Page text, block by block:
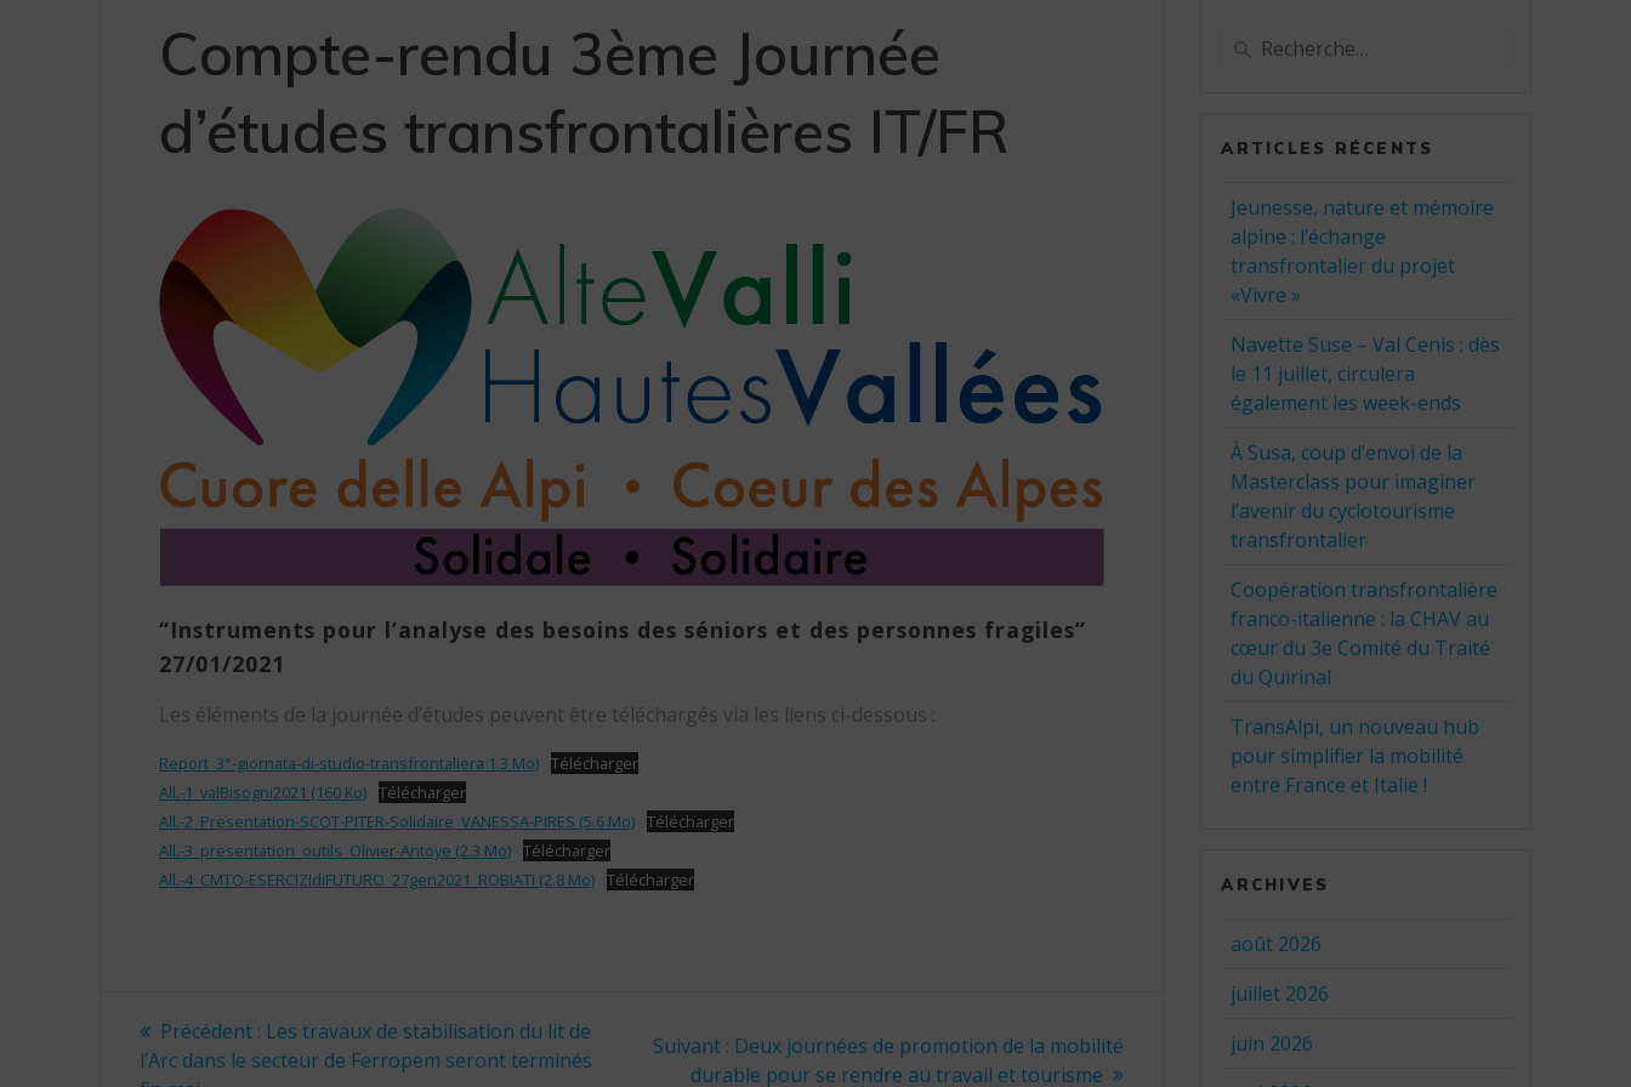
Compte-rendu 3ème Journée
d’études transfrontalières IT/FR
“Instruments pour l’analyse des besoins des séniors et des personnes fragiles”
27/01/2021
Les éléments de la journée d’études peuvent être téléchargés via les liens ci-dessous :
Report_3°-giornata-di-studio-transfrontaliera 1.3 Mo) Télécharger
All.-1_valBisogni2021 (160 Ko) Télécharger
All.-2_Presentation-SCOT-PITER-Solidaire_VANESSA-PIRES (5.6 Mo) Télécharger
All.-3_presentation_outils_Olivier-Antoye (2.3 Mo) Télécharger
All.-4_CMTO-ESERCIZIdiFUTURO_27gen2021_ROBIATI (2.8 Mo) Télécharger
Navigation
Précédent : Article
précédent
Les travaux de stabilisation du lit de
l’Arc dans le secteur de Ferropem seront terminés
Suivant : Article
suivant
Deux journées de promotion de la mobilité
durable pour se rendre au travail et tourisme
Recherche
pour
ARTICLES RÉCENTS
Jeunesse, nature et mémoire
alpine : l’échange
transfrontalier du projet
«Vivre »
Navette Suse – Val Cenis : dès
le 11 juillet, circulera
également les week-ends
À Susa, coup d’envoi de la
Masterclass pour imaginer
l’avenir du cyclotourisme
transfrontalier
Coopération transfrontalière
franco-italienne : la CHAV au
cœur du 3e Comité du Traité
du Quirinal
TransAlpi, un nouveau hub
pour simplifier la mobilité
entre France et Italie !
ARCHIVES
août 2026
juillet 2026
juin 2026